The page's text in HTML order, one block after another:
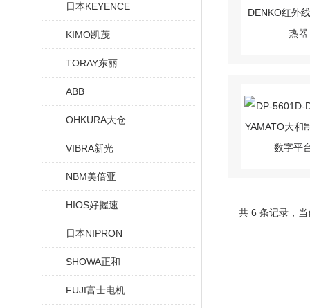
日本KEYENCE
KIMO凯茂
TORAY东丽
ABB
OHKURA大仓
VIBRA新光
NBM美倍亚
HIOS好握速
日本NIPRON
SHOWA正和
FUJI富士电机
共 6 条记录，